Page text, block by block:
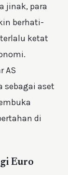
jinak, para
berhati-
ketat
AS
sebagai aset
di
Euro